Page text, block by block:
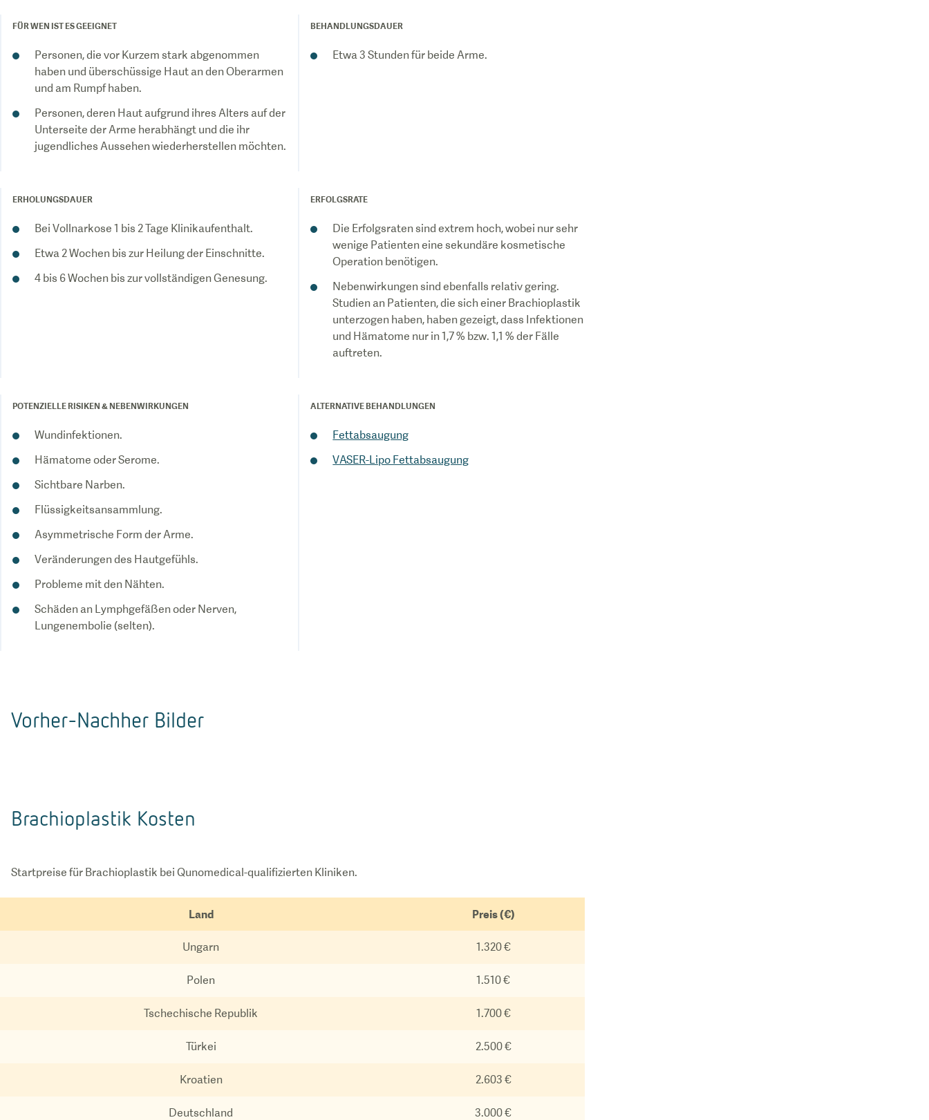
FÜR WEN IST ES GEEIGNET
Personen, die vor Kurzem stark abgenommen
haben und überschüssige Haut an den Oberarmen
und am Rumpf haben.
Personen, deren Haut aufgrund ihres Alters auf der
Unterseite der Arme herabhängt und die ihr
jugendliches Aussehen wiederherstellen möchten.
BEHANDLUNGSDAUER
Etwa 3 Stunden für beide Arme.
ERHOLUNGSDAUER
Bei Vollnarkose 1 bis 2 Tage Klinikaufenthalt.
Etwa 2 Wochen bis zur Heilung der Einschnitte.
4 bis 6 Wochen bis zur vollständigen Genesung.
ERFOLGSRATE
Die Erfolgsraten sind extrem hoch, wobei nur sehr
wenige Patienten eine sekundäre kosmetische
Operation benötigen.
Nebenwirkungen sind ebenfalls relativ gering.
Studien an Patienten, die sich einer Brachioplastik
unterzogen haben, haben gezeigt, dass Infektionen
und Hämatome nur in 1,7 % bzw. 1,1 % der Fälle
auftreten.
POTENZIELLE RISIKEN & NEBENWIRKUNGEN
Wundinfektionen.
Hämatome oder Serome.
Sichtbare Narben.
Flüssigkeitsansammlung.
Asymmetrische Form der Arme.
Veränderungen des Hautgefühls.
Probleme mit den Nähten.
Schäden an Lymphgefäßen oder Nerven,
ALTERNATIVE BEHANDLUNGEN
Fettabsaugung
VASER-Lipo Fettabsaugung
Vorher-Nachher Bilder
Brachioplastik Kosten
Startpreise für Brachioplastik bei Qunomedical-qualifizierten Kliniken.
Land Preis (€)
Ungarn 1.320 €
Polen 1.510 €
Tschechische Republik 1.700 €
Türkei 2.500 €
Kroatien 2.603 €
Deutschland 3.000 €